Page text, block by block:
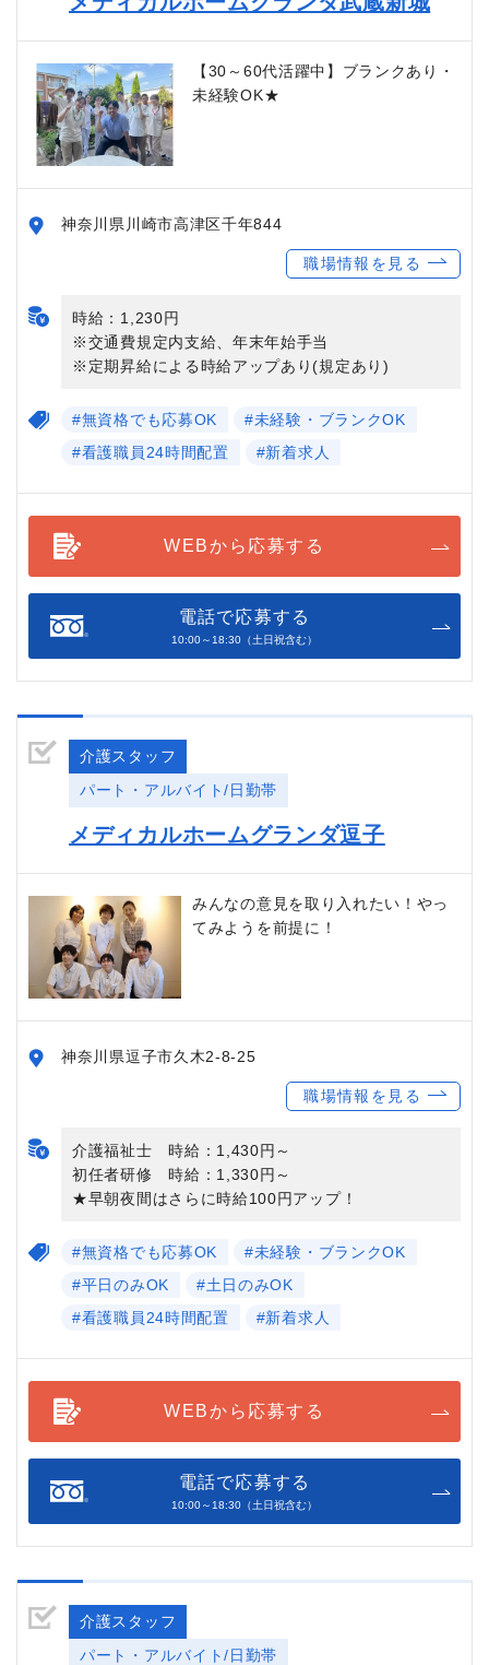
【30～60代活躍中】ブランクあり・
未経験OK★
神奈川県川崎市高津区千年844
職場情報を見る
時給：1,230円
※交通費規定内支給、年末年始手当
※定期昇給による時給アップあり(規定あり)
#無資格でも応募OK
#未経験・ブランクOK
#看護職員24時間配置
#新着求人
WEBから応募する
電話で応募する
10:00～18:30（土日祝含む）
介護スタッフ
パート・アルバイト/日勤帯
メディカルホームグランダ逗子
みんなの意見を取り入れたい！やっ
てみようを前提に！
神奈川県逗子市久木2-8-25
職場情報を見る
介護福祉士 時給：1,430円～
初任者研修 時給：1,330円～
★早朝夜間はさらに時給100円アップ！
#無資格でも応募OK
#未経験・ブランクOK
#平日のみOK
#土日のみOK
#看護職員24時間配置
#新着求人
WEBから応募する
電話で応募する
10:00～18:30（土日祝含む）
介護スタッフ
パート・アルバイト/日勤帯